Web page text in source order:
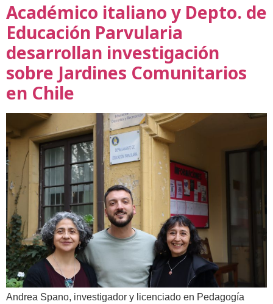
Académico italiano y Depto. de
Educación Parvularia
desarrollan investigación
sobre Jardines Comunitarios
en Chile
Andrea Spano, investigador y licenciado en Pedagogía